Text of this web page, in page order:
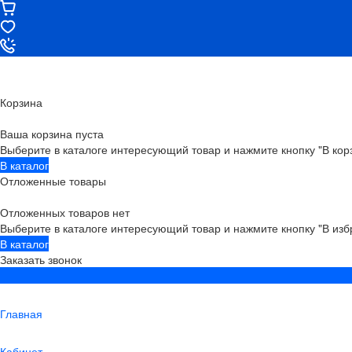
Корзина
Ваша корзина пуста
Выберите в каталоге интересующий товар и нажмите кнопку "В
В каталог
Отложенные товары
Отложенных товаров нет
Выберите в каталоге интересующий товар и нажмите кнопку "В
В каталог
Заказать звонок
Главная